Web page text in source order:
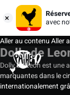
avec
Aller au contenuAller
Dolly de
Dolly de Leon est une
marquantes dans le
internationalement